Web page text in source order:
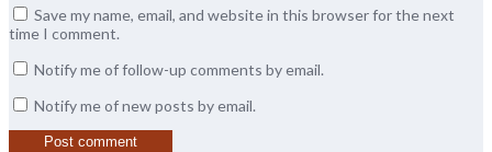
Save my name, email, and website in this browser for the next
time I comment.
Notify me of follow-up comments by email.
Notify me of new posts by email.